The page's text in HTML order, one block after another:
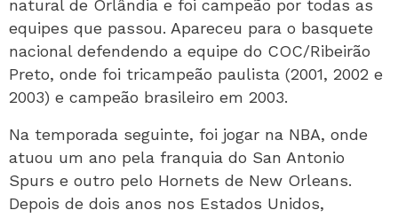
natural de Orlândia e foi campeão por todas as
equipes que passou. Apareceu para o basquete
nacional defendendo a equipe do COC/Ribeirão
Preto, onde foi tricampeão paulista (2001, 2002 e
2003) e campeão brasileiro em 2003.
Na temporada seguinte, foi jogar na NBA, onde
atuou um ano pela franquia do San Antonio
Spurs e outro pelo Hornets de New Orleans.
Depois de dois anos nos Estados Unidos,